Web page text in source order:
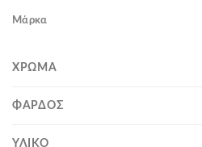
Μάρκα
ΧΡΏΜΑ
ΦΆΡΔΟΣ
ΥΛΙΚΌ